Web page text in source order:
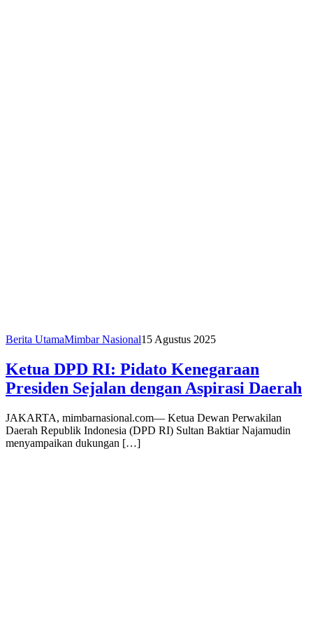
Berita UtamaMimbar Nasional15 Agustus 2025
Ketua DPD RI: Pidato Kenegaraan
Presiden Sejalan dengan Aspirasi Daerah
JAKARTA, mimbarnasional.com— Ketua Dewan Perwakilan
Daerah Republik Indonesia (DPD RI) Sultan Baktiar Najamudin
menyampaikan dukungan […]